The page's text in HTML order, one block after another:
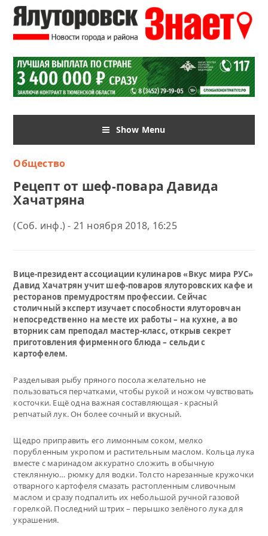
Show Menu
Общество
Рецепт от шеф-повара Давида
Хачатряна
(Соб. инф.) - 21 ноября 2018, 16:25
Вице-президент ассоциации кулинаров «Вкус мира РУС»
Давид Хачатрян учит шеф-поваров ялуторовских кафе и
ресторанов премудростям профессии. Сейчас
столичный эксперт изучает способности ялуторовчан
непосредственно на месте их работы – на кухне, а во
вторник сам преподал мастер-класс, открыв секрет
приготовления фирменного блюда – сельди с
картофелем.
Разделывая рыбу пряного посола желательно не
пользоваться перчатками, чтобы рукой и ножом чувствовать
косточки. Ещё одна важная составляющая - красный
репчатый лук. Он более сочный и вкусный.
Щедро приправить его лимонным соком, мелко
порубленным укропом и растительным маслом. Кольца лука
вместе с маринадом аккуратно сложить в обычную
стеклянную… рюмку для водки. Толсто нарезанные кружочки
отварного картофеля смазать растопленным сливочным
маслом и сразу подпалить их небольшой ручной газовой
горелкой. Последний штрих – перышко зелёного лука для
украшения.